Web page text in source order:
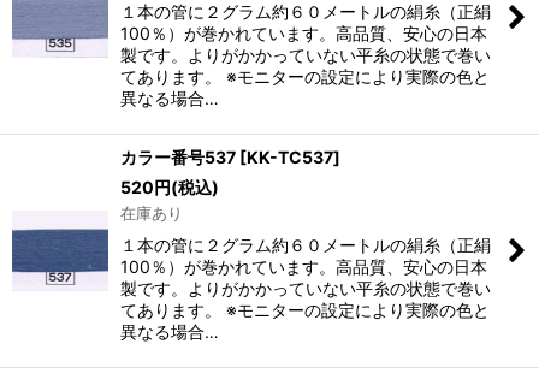
１本の管に２グラム約６０メートルの絹糸（正絹
100％）が巻かれています。高品質、安心の日本
製です。よりがかかっていない平糸の状態で巻い
てあります。 ※モニターの設定により実際の色と
異なる場合…
カラー番号537 [KK-TC537]
520円(税込)
在庫あり
１本の管に２グラム約６０メートルの絹糸（正絹
100％）が巻かれています。高品質、安心の日本
製です。よりがかかっていない平糸の状態で巻い
てあります。 ※モニターの設定により実際の色と
異なる場合…